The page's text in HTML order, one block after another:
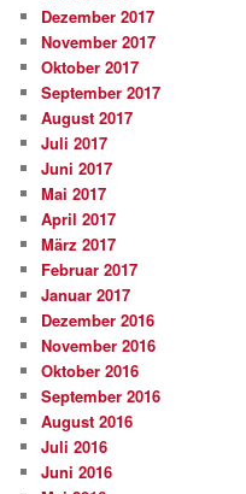
Dezember 2017
November 2017
Oktober 2017
September 2017
August 2017
Juli 2017
Juni 2017
Mai 2017
April 2017
März 2017
Februar 2017
Januar 2017
Dezember 2016
November 2016
Oktober 2016
September 2016
August 2016
Juli 2016
Juni 2016